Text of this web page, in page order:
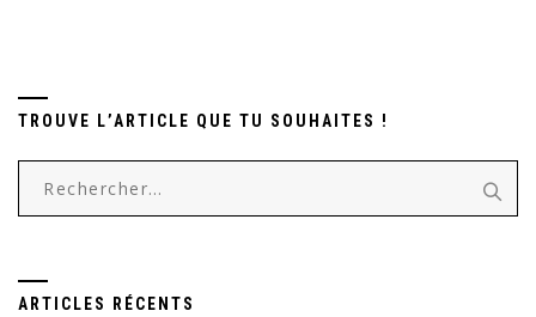
TROUVE L’ARTICLE QUE TU SOUHAITES !
ARTICLES RÉCENTS